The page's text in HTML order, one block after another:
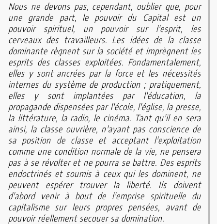
Nous ne devons pas, cependant, oublier que, pour
une grande part, le pouvoir du Capital est un
pouvoir spirituel, un pouvoir sur l'esprit, les
cerveaux des travailleurs. Les idées de la classe
dominante règnent sur la société et imprègnent les
esprits des classes exploitées. Fondamentalement,
elles y sont ancrées par la force et les nécessités
internes du système de production ; pratiquement,
elles y sont implantées par l'éducation, la
propagande dispensées par l'école, l'église, la presse,
la littérature, la radio, le cinéma. Tant qu'il en sera
ainsi, la classe ouvrière, n'ayant pas conscience de
sa position de classe et acceptant l'exploitation
comme une condition normale de la vie, ne pensera
pas à se révolter et ne pourra se battre. Des esprits
endoctrinés et soumis à ceux qui les dominent, ne
peuvent espérer trouver la liberté. Ils doivent
d'abord venir à bout de l'emprise spirituelle du
capitalisme sur leurs propres pensées, avant de
pouvoir réellement secouer sa domination.